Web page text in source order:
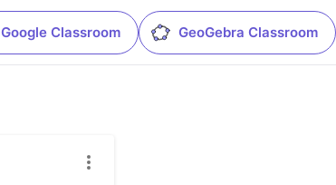
Google Classroom GeoGebra Classroom